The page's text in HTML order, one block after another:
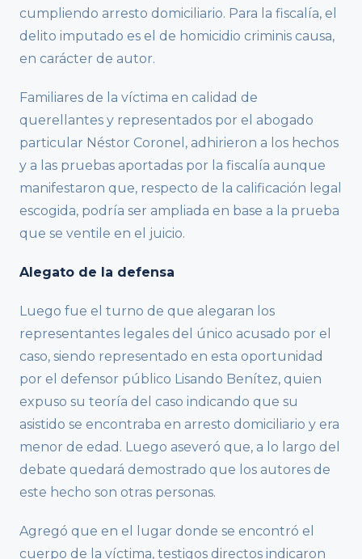
cumpliendo arresto domiciliario. Para la fiscalía, el
delito imputado es el de homicidio criminis causa,
en carácter de autor.
Familiares de la víctima en calidad de
querellantes y representados por el abogado
particular Néstor Coronel, adhirieron a los hechos
y a las pruebas aportadas por la fiscalía aunque
manifestaron que, respecto de la calificación legal
escogida, podría ser ampliada en base a la prueba
que se ventile en el juicio.
Alegato de la defensa
Luego fue el turno de que alegaran los
representantes legales del único acusado por el
caso, siendo representado en esta oportunidad
por el defensor público Lisando Benítez, quien
expuso su teoría del caso indicando que su
asistido se encontraba en arresto domiciliario y era
menor de edad. Luego aseveró que, a lo largo del
debate quedará demostrado que los autores de
este hecho son otras personas.
Agregó que en el lugar donde se encontró el
cuerpo de la víctima, testigos directos indicaron